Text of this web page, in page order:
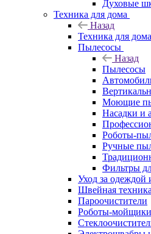
Духовые
Техника для дома
Назад
Техника для дома
Пылесосы
Назад
Пылесосы
Моющие
Насадки и
Роботы-
Ручные
Фильтры
Уход за одеждой
Швейная техника
Пароочистители
Роботы-